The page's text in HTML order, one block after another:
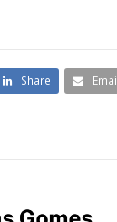
Share